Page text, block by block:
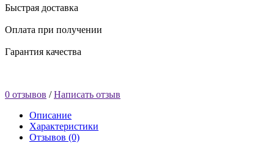
Быстрая доставка
Оплата при получении
Гарантия качества
0 отзывов /Написать отзыв
Описание
Характеристики
Отзывов (0)